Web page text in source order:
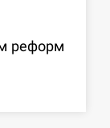
реформ